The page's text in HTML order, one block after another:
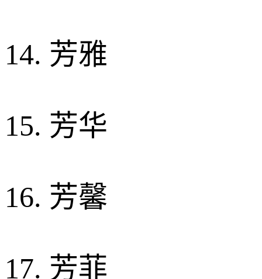
14. 芳雅
15. 芳华
16. 芳馨
17. 芳菲